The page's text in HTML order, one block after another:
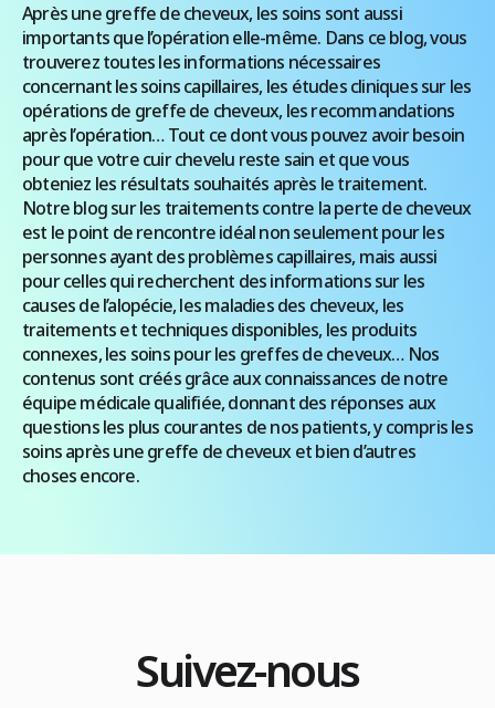
Après une greffe de cheveux, les soins sont aussi
importants que l’opération elle-même. Dans ce blog, vous
trouverez toutes les informations nécessaires
concernant les soins capillaires, les études cliniques sur les
opérations de greffe de cheveux, les recommandations
après l’opération… Tout ce dont vous pouvez avoir besoin
pour que votre cuir chevelu reste sain et que vous
obteniez les résultats souhaités après le traitement.
Notre blog sur les traitements contre la perte de cheveux
est le point de rencontre idéal non seulement pour les
personnes ayant des problèmes capillaires, mais aussi
pour celles qui recherchent des informations sur les
causes de l’alopécie, les maladies des cheveux, les
traitements et techniques disponibles, les produits
connexes, les soins pour les greffes de cheveux… Nos
contenus sont créés grâce aux connaissances de notre
équipe médicale qualifiée, donnant des réponses aux
questions les plus courantes de nos patients, y compris les
soins après une greffe de cheveux et bien d’autres
choses encore.
Suivez-nous